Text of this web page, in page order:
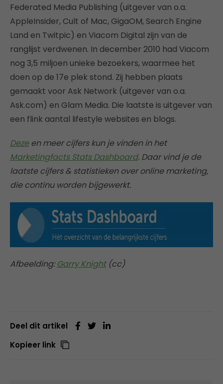
Federated Media Publishing (uitgever van o.a.
AppleInsider, Cult of Mac, GigaOM, Search Engine
Land en Twitpic) en Viacom Digital zijn van de
ranglijst verdwenen. In december 2010 had Viacom
nog 3,5 miljoen unieke bezoekers, waarmee het
doen op de 17e plek stond. Zij hebben plaats
gemaakt voor Ask Network (uitgever van o.a.
Ask.com) en Glam Media. Die laatste is uitgever van
een flink aantal lifestyle websites en blogs.
Dezeen meer cijfers kun je vinden in het
Marketingfacts Stats Dashboard. Daar vind je de
laatste cijfers & statistieken over online marketing,
die continu worden bijgewerkt.
Afbeelding:Garry Knight(cc)
Deel dit artikel
Kopieer link